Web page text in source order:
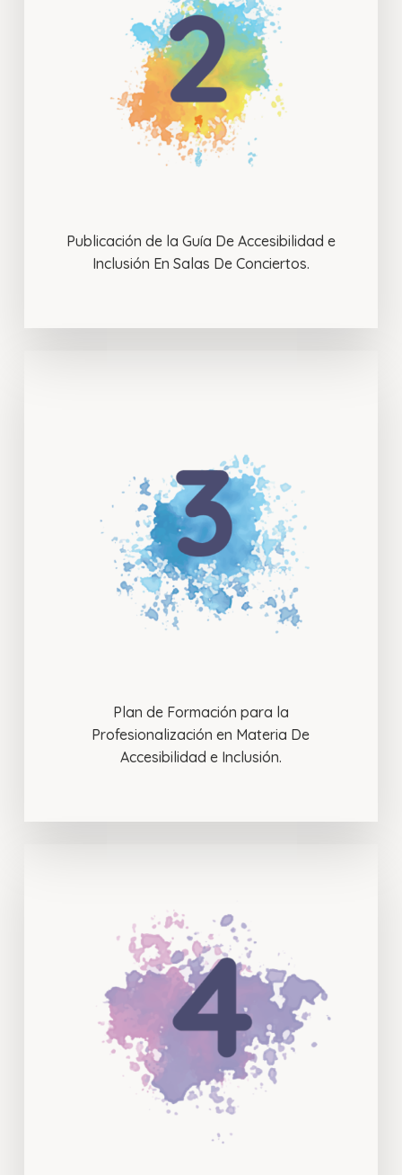
Publicación de la Guía De Accesibilidad e
Inclusión En Salas De Conciertos.
Plan de Formación para la
Profesionalización en Materia De
Accesibilidad e Inclusión.